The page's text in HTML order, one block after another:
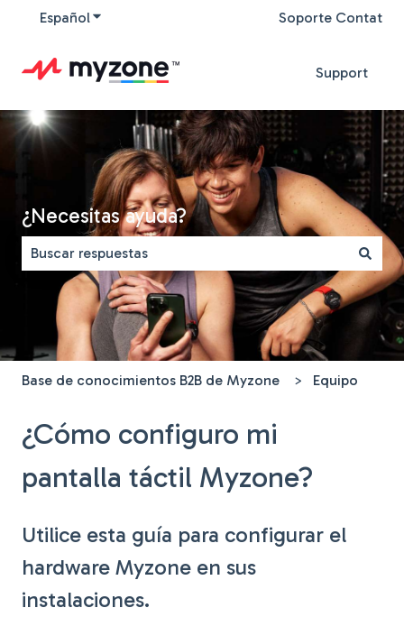
EspañolTraducciones de Mostrar submenú de
Soporte Contat
Support
¿Necesitas ayuda?
No hay sugerencias porque el campo de búsqueda
Base de conocimientos B2B de Myzone Equipo
¿Cómo configuro mi
pantalla táctil Myzone?
Utilice esta guía para configurar el
hardware Myzone en sus
instalaciones.